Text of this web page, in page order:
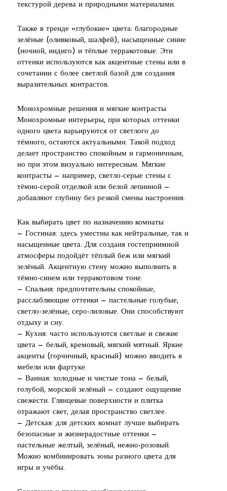
текстурой дерева и природными материалами.
Также в тренде «глубокие» цвета: благородные
зелёные (оливковый, шалфей), насыщенные синие
(ночной, индиго) и тёплые терракотовые. Эти
оттенки используются как акцентные стены или в
сочетании с более светлой базой для создания
выразительных контрастов.
Монохромные решения и мягкие контрасты
Монохромные интерьеры, при которых оттенки
одного цвета варьируются от светлого до
тёмного, остаются актуальными. Такой подход
делает пространство спокойным и гармоничным,
но при этом визуально интересным. Мягкие
контрасты — например, светло-серые стены с
тёмно-серой отделкой или белой лепниной —
добавляют глубину без резкой смены настроения.
Как выбирать цвет по назначению комнаты
— Гостиная: здесь уместны как нейтральные, так и
насыщенные цвета. Для создаия гостеприимной
атмосферы подойдёт тёплый беж или мягкий
зелёный. Акцентную стену можно выполнить в
тёмно-синем или терракотовом тоне.
— Спальня: предпочтительны спокойные,
расслабляющие оттенки — пастельные голубые,
светло-зелёные, серо-лиловые. Они способствуют
отдыху и сну.
— Кухня: часто используются светлые и свежие
цвета — белый, кремовый, мягкий мятный. Яркие
акценты (горчичный, красный) можно вводить в
мебели или фартуке.
— Ванная: холодные и чистые тона — белый,
голубой, морской зелёный — создают ощущение
свежести. Глянцевые поверхности и плитка
отражают свет, делая пространство светлее.
— Детская: для детских комнат лучше выбирать
безопасные и жизнерадостные оттенки —
пастельные желтый, зелёный, нежно-розовый.
Можно комбинировать зоны разного цвета для
игры и учёбы.